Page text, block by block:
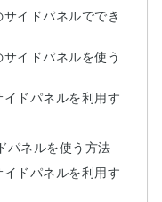
イドパネルででき
イドパネルを使う
ドパネルを利用す
パネルを使う方法
ドパネルを利用す